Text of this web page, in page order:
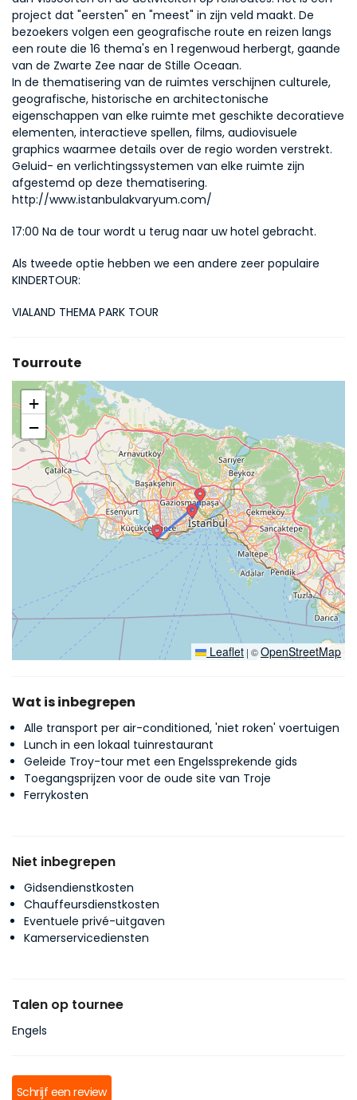
project dat "eersten" en "meest" in zijn veld maakt. De
bezoekers volgen een geografische route en reizen langs
een route die 16 thema's en 1 regenwoud herbergt, gaande
van de Zwarte Zee naar de Stille Oceaan.
In de thematisering van de ruimtes verschijnen culturele,
geografische, historische en architectonische
eigenschappen van elke ruimte met geschikte decoratieve
elementen, interactieve spellen, films, audiovisuele
graphics waarmee details over de regio worden verstrekt.
Geluid- en verlichtingssystemen van elke ruimte zijn
afgestemd op deze thematisering.
http://www.istanbulakvaryum.com/
17:00 Na de tour wordt u terug naar uw hotel gebracht.
Als tweede optie hebben we een andere zeer populaire
KINDERTOUR:
VIALAND THEMA PARK TOUR
Tourroute
+
−
Leaflet | ©OpenStreetMap
Wat is inbegrepen
Alle transport per air-conditioned, 'niet roken' voertuigen
Lunch in een lokaal tuinrestaurant
Geleide Troy-tour met een Engelssprekende gids
Toegangsprijzen voor de oude site van Troje
Ferrykosten
Niet inbegrepen
Gidsendienstkosten
Chauffeursdienstkosten
Eventuele privé-uitgaven
Kamerservicediensten
Talen op tournee
Engels
Schrijf een review